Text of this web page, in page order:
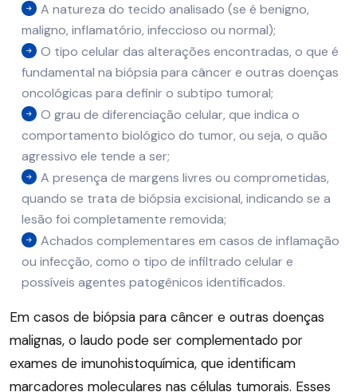
A natureza do tecido analisado (se é benigno,
maligno, inflamatório, infeccioso ou normal);
O tipo celular das alterações encontradas, o que é
fundamental na biópsia para câncer e outras doenças
oncológicas para definir o subtipo tumoral;
O grau de diferenciação celular, que indica o
comportamento biológico do tumor, ou seja, o quão
agressivo ele tende a ser;
A presença de margens livres ou comprometidas,
quando se trata de biópsia excisional, indicando se a
lesão foi completamente removida;
Achados complementares em casos de inflamação
ou infecção, como o tipo de infiltrado celular e
possíveis agentes patogênicos identificados.
Em casos de biópsia para câncer e outras doenças
malignas, o laudo pode ser complementado por
exames de imunohistoquímica, que identificam
marcadores moleculares nas células tumorais. Esses